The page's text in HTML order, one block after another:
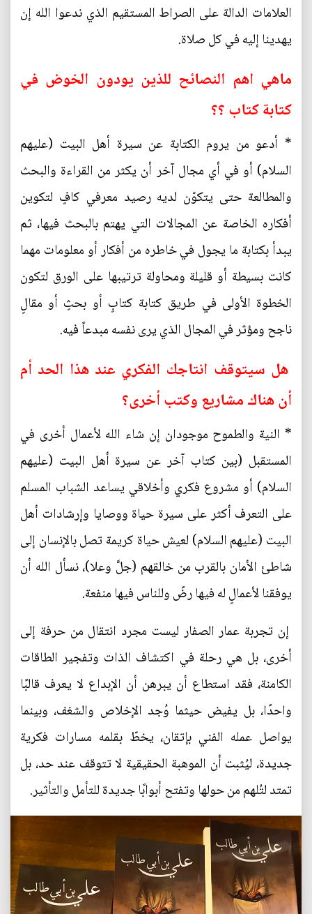
العلامات الدالة على الصراط المستقيم الذي ندعوا الله إن
يهدينا إليه في كل صلاة.
ماهي اهم النصائح للذين يودون الخوض في
كتابة كتاب ؟؟
* أدعو من يروم الكتابة عن سيرة أهل البيت (عليهم
السلام) أو في أي مجال آخر أن يكثر من القراءة والبحث
والمطالعة حتى يتكوّن لديه رصيد معرفي كافٍ لتكوين
أفكاره الخاصة عن المجالات التي يهتم بالبحث فيها، ثم
يبدأ بكتابة ما يجول في خاطره من أفكار أو معلومات مهما
كانت بسيطة أو قليلة ومحاولة ترتيبها على الورق لتكون
الخطوة الأولى في طريق كتابة كتابٍ أو بحثٍ أو مقالٍ
ناجح ومؤثر في المجال الذي يرى نفسه مبدعاً فيه.
هل سيتوقف انتاجك الفكري عند هذا الحد أم
أن هناك مشاريع وكتب أخرى؟
* النية والطموح موجودان إن شاء الله لأعمال أخرى في
المستقبل (بين كتاب آخر عن سيرة أهل البيت (عليهم
السلام) أو مشروع فكري وأخلاقي يساعد الشباب المسلم
على التعرف أكثر على سيرة حياة ووصايا وإرشادات أهل
البيت (عليهم السلام) لعيش حياة كريمة تصل بالإنسان إلى
شاطئ الأمان بالقرب من خالقهم (جلَّ وعلا)، نسأل الله أن
يوفقنا لأعمالٍ له فيها رضً وللناس فيها منفعة.
إن تجربة عمار الصفار ليست مجرد انتقال من حرفة إلى
أخرى، بل هي رحلة في اكتشاف الذات وتفجير الطاقات
الكامنة، فقد استطاع أن يبرهن أن الإبداع لا يعرف قالبًا
واحدًا، بل يفيض حيثما وُجد الإخلاص والشغف، وبينما
يواصل عمله الفني بإتقان، يخطّ بقلمه مسارات فكرية
جديدة، ليُثبت أن الموهبة الحقيقية لا تتوقف عند حد، بل
تمتد لتُلهم من حولها وتفتح أبوابًا جديدة للتأمل والتأثير.